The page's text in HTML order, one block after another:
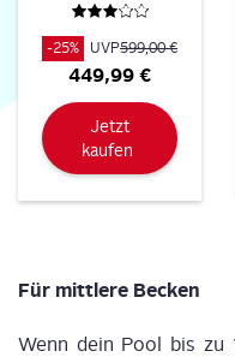
ONE4ALL
Nachfolger für
POWER 4.0, Mit
Kabel, reinigt
Boden, Wand und
Wasserlinie
-25% UVP599,00 €
449,99 €
Jetzt
kaufen
Für mitt­le­re Becken
Wenn dein Pool bis